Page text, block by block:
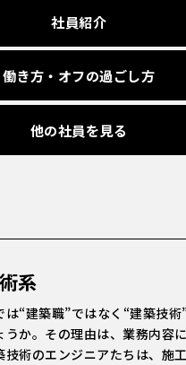
社員紹介
働き方・オフの過ごし方
他の社員を見る
系
は“建築職”ではなく“建築技術
うか。その理由は、業務内容に
技術のエンジニアたちは、施